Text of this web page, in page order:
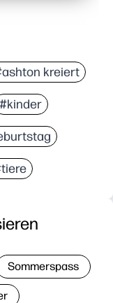
kreiert
#kinder
Sommerspass